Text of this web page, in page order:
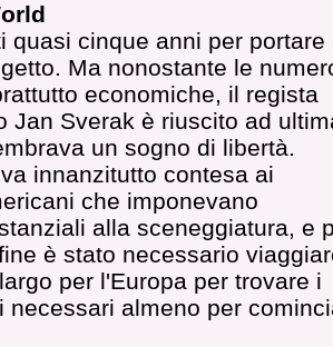
quasi cinque anni per portare
Ma nonostante le
economiche, il regista
Jan Sverak è riuscito ad
un sogno di libertà.
innanzitutto contesa ai
che imponevano
alla sceneggiatura, e
è stato necessario
per l'Europa per trovare i
necessari almeno per